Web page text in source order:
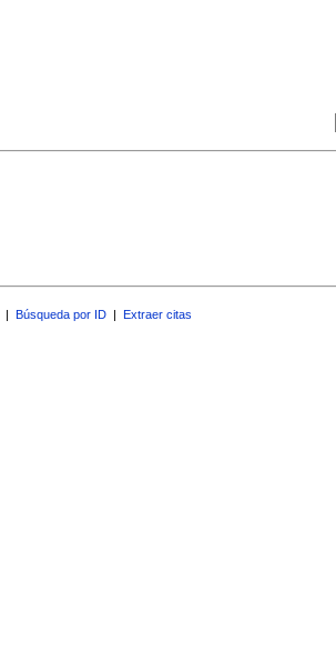
| Búsqueda por ID | Extraer citas